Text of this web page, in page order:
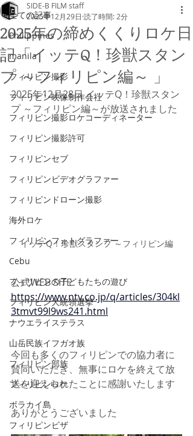
全ての記事
Philippines
manila
フィリピン撮影
フィリピン映像制作会社
フィリピン撮影ロケコーディネーター
フィリピン撮影許可
フィリピンセブ
フィリピンビデオグラファー
フィリピンドローン撮影
海外ロケ
フィリピンフォトグラファー
Cebu
フィリピンの子どもたちの遊び
フィリピン大統領選挙
ナウエライステラス
山岳民族イフガオ族
フィリピン部族
フィリピンロケ
ボラカイ島
フィリピンビザ
2025年の締めくくりロケ日
記「イッテQ！珍獣スタン
プ ～フィリピン編～ 」
SIDE-B FILM staff
2025年12月29日 読了時間: 2分
2025年12月28日 イッテQ！珍獣スタン
プ ～フィリピン編～が放送されました
イッテQ！珍獣スタンプ ～フィリピン編
公式WEB SITE
https://www.ntv.co.jp/q/articles/304kl
3tmvt99l9ws241.html
今回も多くのフィリピンでの協力者に
賛同いただき、無事にロケを終えて放
送を迎えられたことに感謝いたします
ありがとうございました